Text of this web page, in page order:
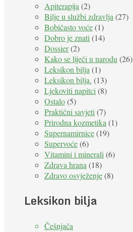
Apiterapija (2)
Bilje u službi zdravlja (27)
Bobičasto voće(1)
Dobro je znati (14)
Dossier(2)
Kako se liječi u narodu (26)
Leksikon bilja (1)
Leksikon bilja. (13)
Ljekoviti napitci (8)
Ostalo(5)
Praktični savjeti (7)
Prirodna kozmetika (1)
Supernamirnice(19)
Supervoće(6)
Vitamini i minerali (6)
Zdrava hrana (18)
Zdravo osvježenje(8)
Leksikon bilja
Češnjača